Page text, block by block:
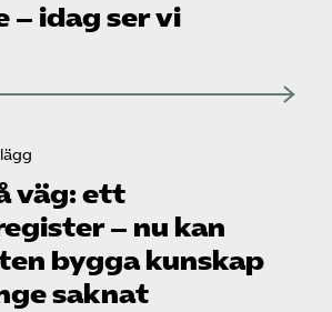
– idag ser vi
väg: ett
– nu kan
bygga kunskap
saknat